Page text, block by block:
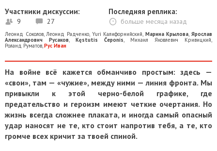
Участники дискуссии:
9 27
Последняя реплика:
больше месяца назад
Леонид Соколов, Леонид Радченко, Yuri Калифорнийский Марина Крылова Ярослав
Александрович Русаков
Kęstutis Čeponis Михаил Яковлевич Кривицкий
Роланд Руматов Рус Иван
На войне всё кажется обманчиво простым: здесь —
«свои», там — «чужие», между ними — линия фронта. Мы
привыкли к этой черно-белой графике, где
предательство и героизм имеют четкие очертания. Но
жизнь всегда сложнее плаката, и иногда самый опасный
удар наносят не те, кто стоит напротив тебя, а те, кто
громче всех кричит за твоей спиной.